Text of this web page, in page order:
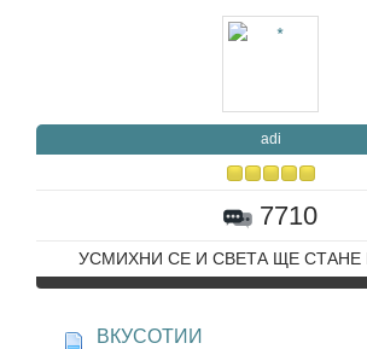
adi
7710
УСМИХНИ СЕ И СВЕТА ЩЕ СТАНЕ
ВКУСОТИИ